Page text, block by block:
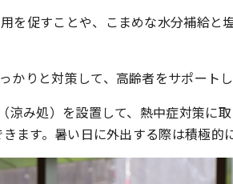
を促すことや、こまめな水分補給と
りと対策して、高齢者をサポート
み処）を設置して、熱中症対策に
ます。暑い日に外出する際は積極的